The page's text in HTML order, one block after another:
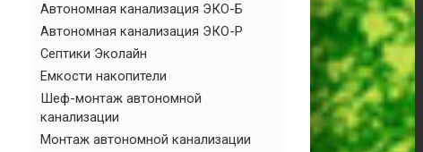
Автономная канализация ЭКО-Б
Автономная канализация ЭКО-Р
Септики Эколайн
Емкости накопители
Шеф-монтаж автономной
канализации
Монтаж автономной канализации